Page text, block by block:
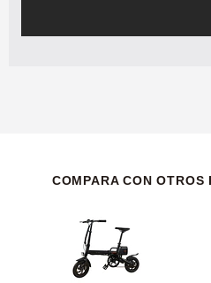
COMPARA CON OTROS